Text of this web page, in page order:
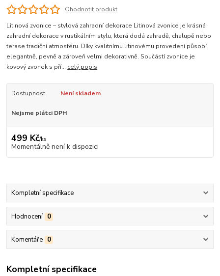
Ohodnotit produkt
Litinová zvonice – stylová zahradní dekorace Litinová zvonice je krásná
zahradní dekorace v rustikálním stylu, která dodá zahradě, chalupě nebo
terase tradiční atmosféru. Díky kvalitnímu litinovému provedení působí
elegantně, pevně a zároveň velmi dekorativně. Součástí zvonice je
kovový zvonek s pří... celý popis
Dostupnost Není skladem
Nejsme plátci DPH
499 Kč/ks
Momentálně není k dispozici
Kompletní specifikace
Hodnocení 0
Komentáře 0
Kompletní specifikace